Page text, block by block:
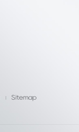
Sitemap